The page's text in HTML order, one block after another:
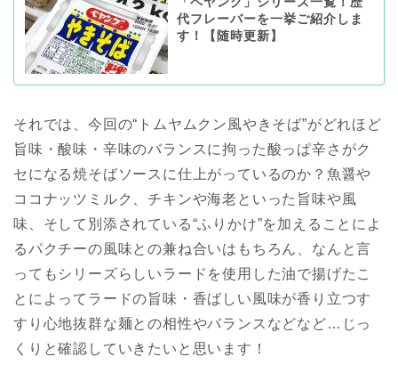
代フレーバーを一挙ご紹介しま
す！【随時更新】
それでは、今回の“トムヤムクン風やきそば”がどれほど
旨味・酸味・辛味のバランスに拘った酸っぱ辛さがク
セになる焼そばソースに仕上がっているのか？魚醤や
ココナッツミルク、チキンや海老といった旨味や風
味、そして別添されている“ふりかけ”を加えることによ
るパクチーの風味との兼ね合いはもちろん、なんと言
ってもシリーズらしいラードを使用した油で揚げたこ
とによってラードの旨味・香ばしい風味が香り立つす
すり心地抜群な麺との相性やバランスなどなど…じっ
くりと確認していきたいと思います！